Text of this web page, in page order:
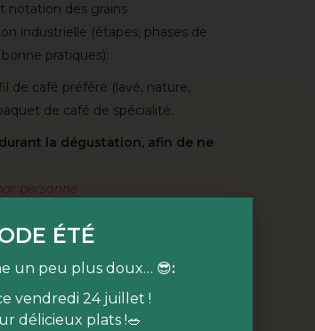
notation des grains
industrielle (étapes, phases de
pratiques):
de café préféré (lavé, nature,
de café de spécialité.
la dégustation, afin de ne
personne
& joyeuse, niché au cœur des 10
régaler en HO dans notre food
ÉTÉ
un peu plus doux… 😎:
vendredi 24 juillet !
délicieux plats !🥗